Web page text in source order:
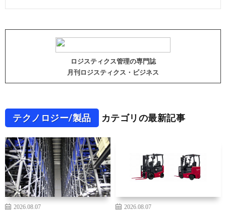
ロジスティクス管理の専門誌
月刊ロジスティクス・ビジネス
テクノロジー/製品 カテゴリの最新記事
2026.08.07
2026.08.07